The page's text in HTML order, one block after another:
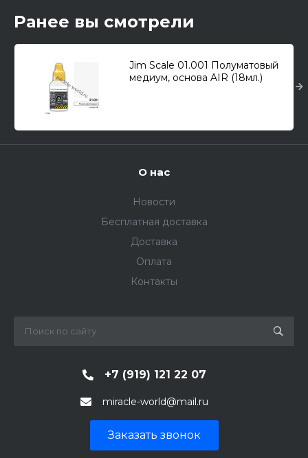
Ранее вы смотрели
Jim Scale 01.001 Полуматовый
медиум, основа AIR (18мл.)
О нас
Новости
Бесплатная доставка
Доставка
Оплата
Контакты
+7 (919) 121 22 07
miracle-world@mail.ru
Заказать звонок